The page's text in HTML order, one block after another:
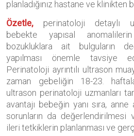
planladığınız hastane ve klinikten
Özetle,
perinatoloji detaylı
bebekte yapısal
bozukluklara ait bulguların
yapılması önemle tavsiye
Perinatoloji ayrıntılı ultrason
zaman gebeliğin 18-23.
ultrason perinatoloji uzmanları
avantajı bebeğin yanı sıra,
sorunların da değerlendirilmesi
ileri tetkiklerin planlanması ve